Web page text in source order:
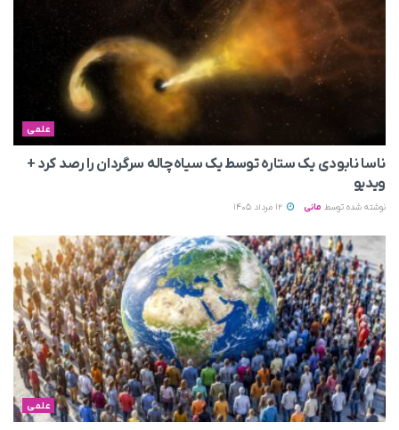
علمی
ناسا نابودی یک ستاره توسط یک سیاه‌چاله سرگردان را رصد کرد +
ویدیو
نوشته شده توسط مانی
علمی